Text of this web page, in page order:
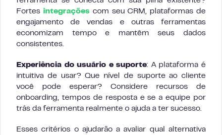
Fortes integraçõescom seu CRM, plataformas de
engajamento de vendas e outras ferramentas
economizam tempo e mantêm seus dados
consistentes.
Experiência do usuário e suporte: A plataforma é
intuitiva de usar? Que nível de suporte ao cliente
você pode esperar? Considere recursos de
onboarding, tempos de resposta e se a equipe por
trás da ferramenta realmente o ajuda a ter sucesso.
Esses critérios o ajudarão a avaliar qual alternativa